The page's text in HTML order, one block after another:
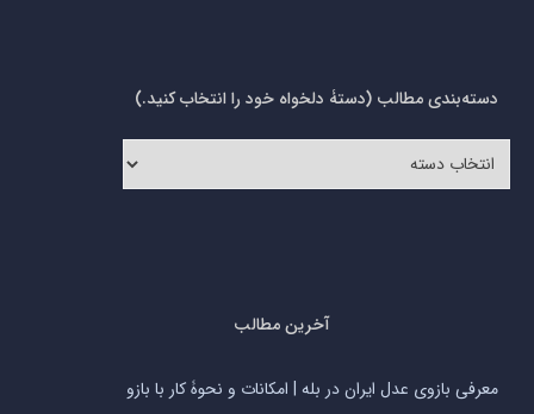
دسته‌بندی مطالب (دستۀ دلخواه خود را انتخاب کنید.)
مطالب
آخرین مطالب
معرفی بازوی عدل ایران در بله | امکانات و نحوۀ کار با بازو